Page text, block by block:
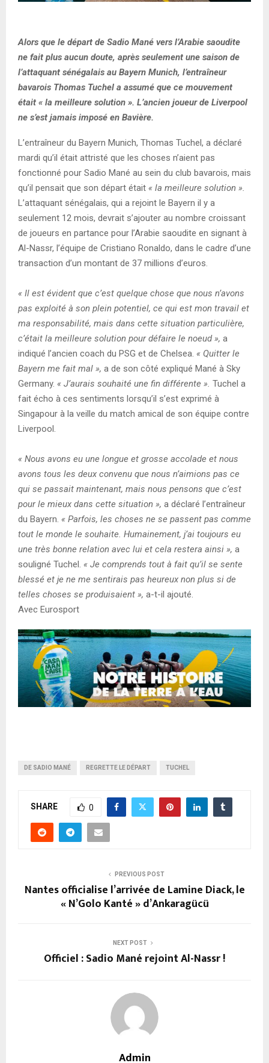
Alors que le départ de Sadio Mané vers l’Arabie saoudite
ne fait plus aucun doute, après seulement une saison de
l’attaquant sénégalais au Bayern Munich, l’entraîneur
bavarois Thomas Tuchel a assumé que ce mouvement
était « la meilleure solution ». L’ancien joueur de Liverpool
ne s’est jamais imposé en Bavière.
L’entraîneur du Bayern Munich, Thomas Tuchel, a déclaré
mardi qu’il était attristé que les choses n’aient pas
fonctionné pour Sadio Mané au sein du club bavarois, mais
qu’il pensait que son départ était « la meilleure solution ».
L’attaquant sénégalais, qui a rejoint le Bayern il y a
seulement 12 mois, devrait s’ajouter au nombre croissant
de joueurs en partance pour l’Arabie saoudite en signant à
Al-Nassr, l’équipe de Cristiano Ronaldo, dans le cadre d’une
transaction d’un montant de 37 millions d’euros.
« Il est évident que c’est quelque chose que nous n’avons
pas exploité à son plein potentiel, ce qui est mon travail et
ma responsabilité, mais dans cette situation particulière,
c’était la meilleure solution pour défaire le noeud », a
indiqué l’ancien coach du PSG et de Chelsea. « Quitter le
Bayern me fait mal », a de son côté expliqué Mané à Sky
Germany. « J’aurais souhaité une fin différente ». Tuchel a
fait écho à ces sentiments lorsqu’il s’est exprimé à
Singapour à la veille du match amical de son équipe contre
Liverpool.
« Nous avons eu une longue et grosse accolade et nous
avons tous les deux convenu que nous n’aimions pas ce
qui se passait maintenant, mais nous pensons que c’est
pour le mieux dans cette situation », a déclaré l’entraîneur
du Bayern. « Parfois, les choses ne se passent pas comme
tout le monde le souhaite. Humainement, j’ai toujours eu
une très bonne relation avec lui et cela restera ainsi », a
souligné Tuchel. « Je comprends tout à fait qu’il se sente
blessé et je ne me sentirais pas heureux non plus si de
telles choses se produisaient », a-t-il ajouté.
Avec Eurosport
DE SADIO MANÉ REGRETTE LE DÉPART TUCHEL
SHARE 0
PREVIOUS POST
Nantes officialise l’arrivée de Lamine Diack, le
« N’Golo Kanté » d’Ankaragücü
NEXT POST
Officiel : Sadio Mané rejoint Al-Nassr !
Admin